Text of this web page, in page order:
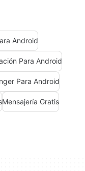
Android
Para Android
Para Android
Mensajería Gratis